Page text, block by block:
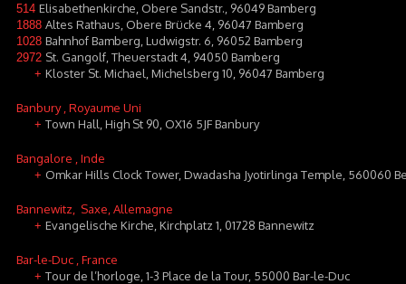
514 Elisabethenkirche, Obere Sandstr., 96049 Bamberg
1888 Altes Rathaus, Obere Brücke 4, 96047 Bamberg
1028 Bahnhof Bamberg, Ludwigstr. 6, 96052 Bamberg
2972 St. Gangolf, Theuerstadt 4, 94050 Bamberg
+ Kloster St. Michael, Michelsberg 10, 96047 Bamberg
Banbury, Royaume Uni
+ Town Hall, High St 90, OX16 5JF Banbury
Bangalore , Inde
+ Omkar Hills Clock Tower, Dwadasha Jyotirlinga Temple, 560060
Bannewitz , Saxe, Allemagne
+ Evangelische Kirche, Kirchplatz 1, 01728 Bannewitz
Bar-le-Duc , France
+ Tour de l’horloge, 1-3 Place de la Tour, 55000 Bar-le-Duc